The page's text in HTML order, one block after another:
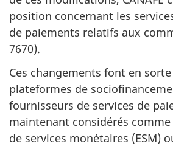
position concernant les
de paiements relatifs aux
7670).
Ces changements font en
plateformes de
fournisseurs de services de
maintenant considérés
de services monétaires (ESM)